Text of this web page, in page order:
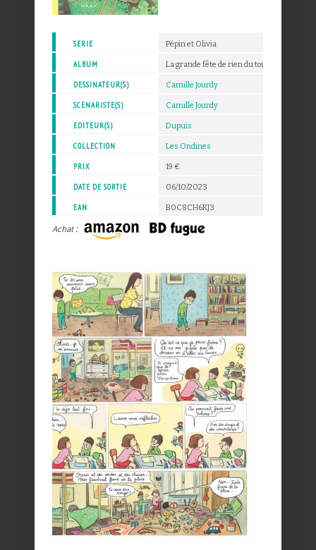
SERIE Pépin et Olivia
ALBUM La grande fête de rien du tout - 1
DESSINATEUR(S) Camille Jourdy
SCENARISTE(S) Camille Jourdy
EDITEUR(S) Dupuis
COLLECTION Les Ondines
PRIX 19 €
DATE DE SORTIE 06/10/2023
EAN B0C8CH6KJ3
Achat :